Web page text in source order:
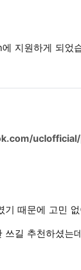
지원하게 되었
때문에 고민
길 추천하셨는